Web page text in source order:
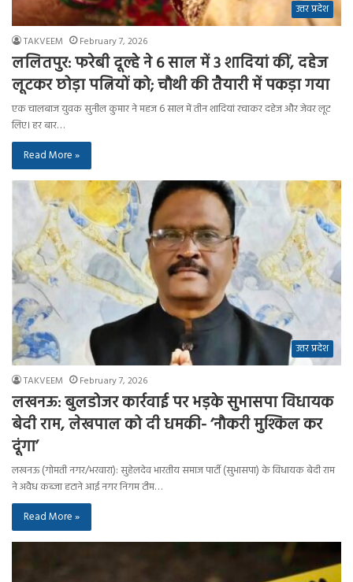
उत्तर प्रदेश
TAKVEEM February 7, 2026
ललितपुर: फरेबी दूल्हे ने 6 साल में 3 शादियां कीं, दहेज
लूटकर छोड़ा पत्नियों को; चौथी की तैयारी में पकड़ा गया
एक चालबाज युवक सुनील कुमार ने महज 6 साल में तीन शादियां रचाकर दहेज और जेवर लूट
लिए। हर बार…
Read More »
उत्तर प्रदेश
TAKVEEM February 7, 2026
लखनऊ: बुलडोजर कार्रवाई पर भड़के सुभासपा विधायक
बेदी राम, लेखपाल को दी धमकी- ‘नौकरी मुश्किल कर
दूंगा’
लखनऊ (गोमती नगर/भरवारा): सुहेलदेव भारतीय समाज पार्टी (सुभासपा) के विधायक बेदी राम
ने अवैध कब्जा हटाने आई नगर निगम टीम…
Read More »